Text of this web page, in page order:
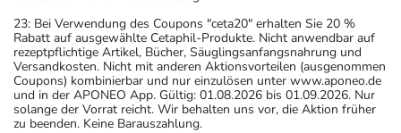
23: Bei Verwendung des Coupons "ceta20" erhalten Sie 20 %
Rabatt auf ausgewählte Cetaphil-Produkte. Nicht anwendbar auf
rezeptpflichtige Artikel, Bücher, Säuglingsanfangsnahrung und
Versandkosten. Nicht mit anderen Aktionsvorteilen (ausgenommen
Coupons) kombinierbar und nur einzulösen unter www.aponeo.de
und in der APONEO App. Gültig: 01.08.2026 bis 01.09.2026. Nur
solange der Vorrat reicht. Wir behalten uns vor, die Aktion früher
zu beenden. Keine Barauszahlung.